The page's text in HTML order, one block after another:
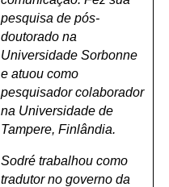
pesquisa de pós-
doutorado na
Universidade Sorbonne
e atuou como
pesquisador colaborador
na Universidade de
Tampere, Finlândia.
Sodré trabalhou como
tradutor no governo da